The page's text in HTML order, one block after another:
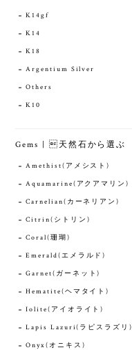
K14gf
K14
K18
Argentium Silver
Others
K10
Gems | 天然石から選ぶ
Amethist(アメシスト)
Aquamarine(アクアマリン)
Carnelian(カーネリアン)
Citrin(シトリン)
Coral(珊瑚)
Emerald(エメラルド)
Garnet(ガーネット)
Hematite(ヘマタイト)
Iolite(アイオライト)
Lapis Lazuri(ラピスラズリ)
Onyx(オニキス)